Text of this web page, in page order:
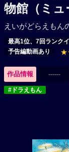
物館（ミュ
えいがどらえもん
最高1位、7回ランク
予告編動画あり
作品情報 ------
#ドラえもん